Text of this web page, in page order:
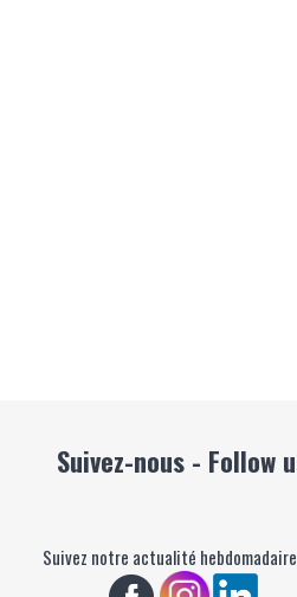
Suivez-nous - Follow
Suivez notre actualité